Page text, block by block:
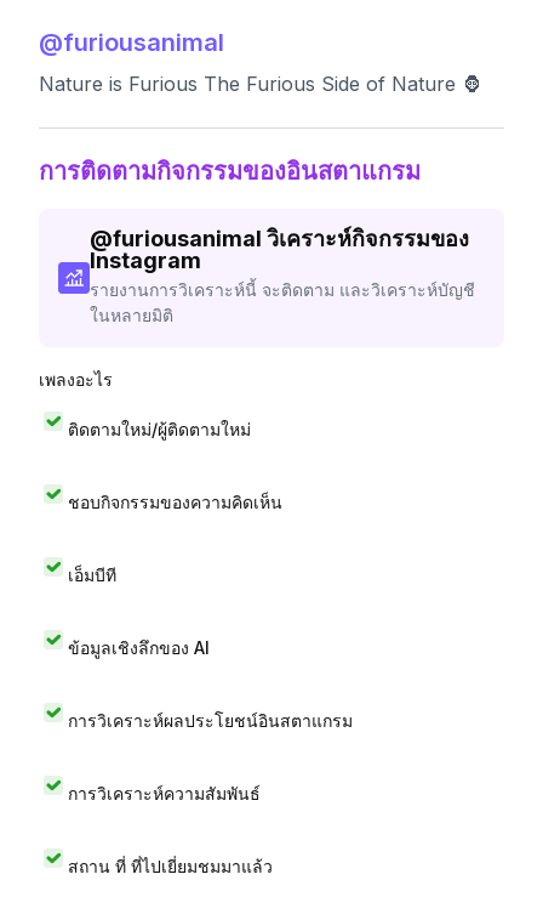
@furiousanimal
Nature is Furious The Furious Side of Nature 🦍
การติดตามกิจกรรมของอินสตาแกรม
@furiousanimal วิเคราะห์กิจกรรมของ
Instagram
รายงานการวิเคราะห์นี้ จะติดตาม และวิเคราะห์บัญชี
ในหลายมิติ
เพลงอะไร
ติดตามใหม่/ผู้ติดตามใหม่
ชอบกิจกรรมของความคิดเห็น
เอ็มบีที
ข้อมูลเชิงลึกของ AI
การวิเคราะห์ผลประโยชน์อินสตาแกรม
การวิเคราะห์ความสัมพันธ์
สถาน ที่ ที่ไปเยี่ยมชมมาแล้ว